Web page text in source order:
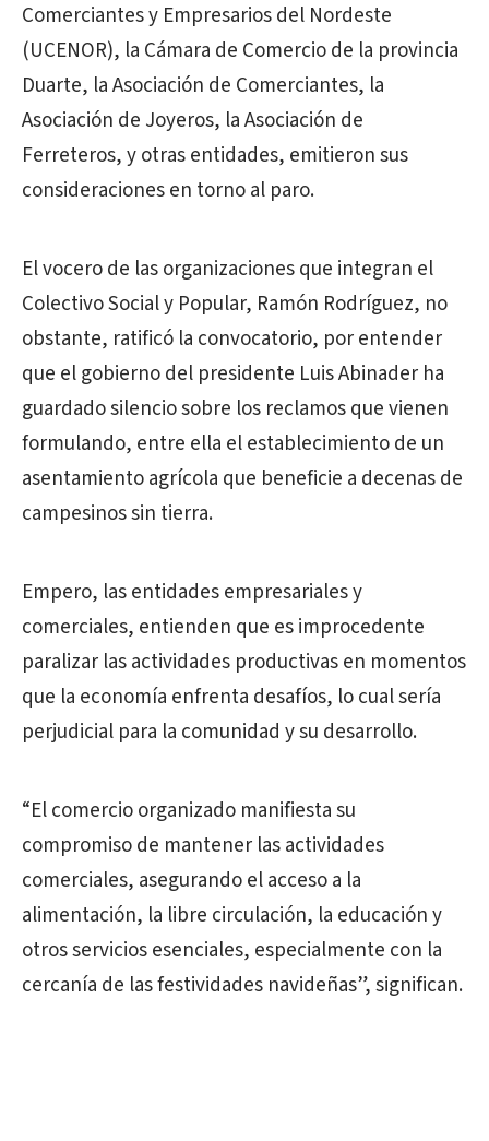
Comerciantes y Empresarios del Nordeste
(UCENOR), la Cámara de Comercio de la provincia
Duarte, la Asociación de Comerciantes, la
Asociación de Joyeros, la Asociación de
Ferreteros, y otras entidades, emitieron sus
consideraciones en torno al paro.
El vocero de las organizaciones que integran el
Colectivo Social y Popular, Ramón Rodríguez, no
obstante, ratificó la convocatorio, por entender
que el gobierno del presidente Luis Abinader ha
guardado silencio sobre los reclamos que vienen
formulando, entre ella el establecimiento de un
asentamiento agrícola que beneficie a decenas de
campesinos sin tierra.
Empero, las entidades empresariales y
comerciales, entienden que es improcedente
paralizar las actividades productivas en momentos
que la economía enfrenta desafíos, lo cual sería
perjudicial para la comunidad y su desarrollo.
“El comercio organizado manifiesta su
compromiso de mantener las actividades
comerciales, asegurando el acceso a la
alimentación, la libre circulación, la educación y
otros servicios esenciales, especialmente con la
cercanía de las festividades navideñas”, significan.